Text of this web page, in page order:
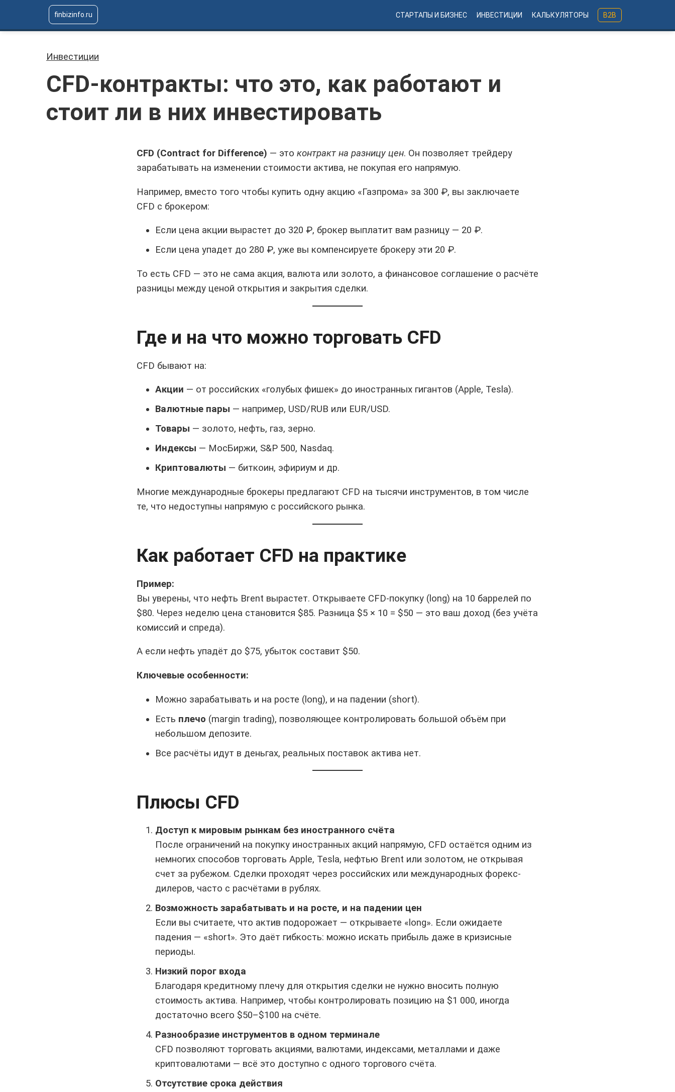
finbizinfo.ru СТАРТАПЫ И БИЗНЕС ИНВЕСТИЦИИ КАЛЬКУЛЯТОРЫ B2B
Инвестиции
CFD-контракты: что это, как работают и
стоит ли в них инвестировать
CFD (Contract for Difference) — это контракт на разницу цен. Он позволяет трейдеру
зарабатывать на изменении стоимости актива, не покупая его напрямую.
Например, вместо того чтобы купить одну акцию «Газпрома» за 300 ₽, вы заключаете
CFD с брокером:
Если цена акции вырастет до 320 ₽, брокер выплатит вам разницу — 20 ₽.
Если цена упадет до 280 ₽, уже вы компенсируете брокеру эти 20 ₽.
То есть CFD — это не сама акция, валюта или золото, а финансовое соглашение о расчёте
разницы между ценой открытия и закрытия сделки.
Где и на что можно торговать CFD
CFD бывают на:
Акции — от российских «голубых фишек» до иностранных гигантов (Apple, Tesla).
Валютные пары — например, USD/RUB или EUR/USD.
Товары — золото, нефть, газ, зерно.
Индексы — МосБиржи, S&P 500, Nasdaq.
Криптовалюты — биткоин, эфириум и др.
Многие международные брокеры предлагают CFD на тысячи инструментов, в том числе
те, что недоступны напрямую с российского рынка.
Как работает CFD на практике
Пример:
Вы уверены, что нефть Brent вырастет. Открываете CFD-покупку (long) на 10 баррелей по
$80. Через неделю цена становится $85. Разница $5 × 10 = $50 — это ваш доход (без учёта
комиссий и спреда).
А если нефть упадёт до $75, убыток составит $50.
Ключевые особенности:
Можно зарабатывать и на росте (long), и на падении (short).
Есть плечо (margin trading), позволяющее контролировать большой объём при
небольшом депозите.
Все расчёты идут в деньгах, реальных поставок актива нет.
Плюсы CFD
Доступ к мировым рынкам без иностранного счёта
После ограничений на покупку иностранных акций напрямую, CFD остаётся одним из
немногих способов торговать Apple, Tesla, нефтью Brent или золотом, не открывая
счет за рубежом. Сделки проходят через российских или международных форекс-
дилеров, часто с расчётами в рублях.
Возможность зарабатывать и на росте, и на падении цен
Если вы считаете, что актив подорожает — открываете «long». Если ожидаете
падения — «short». Это даёт гибкость: можно искать прибыль даже в кризисные
периоды.
Низкий порог входа
Благодаря кредитному плечу для открытия сделки не нужно вносить полную
стоимость актива. Например, чтобы контролировать позицию на $1 000, иногда
достаточно всего $50–$100 на счёте.
Разнообразие инструментов в одном терминале
CFD позволяют торговать акциями, валютами, индексами, металлами и даже
криптовалютами — всё это доступно с одного торгового счёта.
Отсутствие срока действия